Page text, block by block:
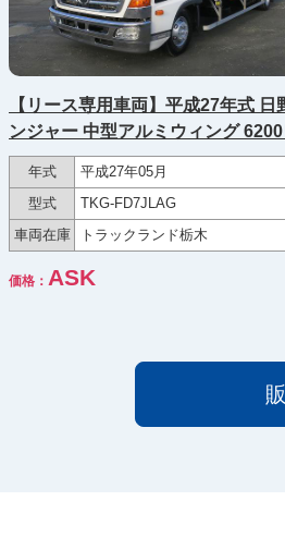
【リース専用車両】平成27年式 日
ンジャー 中型アルミウィング
ド 格納PG 後輪エアサス 240馬力
年式
平成27年05月
型式
TKG-FD7JLAG
車両在庫
トラックランド栃木
価格： ASK